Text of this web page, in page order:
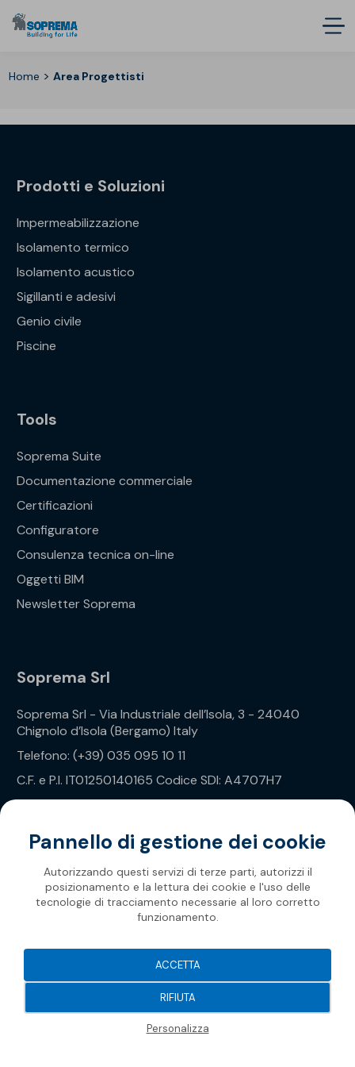
Home >Area Progettisti
Prodotti e Soluzioni
Impermeabilizzazione
Isolamento termico
Isolamento acustico
Sigillanti e adesivi
Genio civile
Piscine
Tools
Soprema Suite
Documentazione commerciale
Certificazioni
Configuratore
Consulenza tecnica on-line
Oggetti BIM
Newsletter Soprema
Soprema Srl
Soprema Srl - Via Industriale dell’Isola, 3 - 24040
Chignolo d’Isola (Bergamo) Italy
Telefono: (+39) 035 095 10 11
C.F. e P.I. IT01250140165 Codice SDI: A4707H7
Privacy Policy
Soprema 2026
Pannello di gestione dei cookie
Autorizzando questi servizi di terze parti, autorizzi il
posizionamento e la lettura dei cookie e l'uso delle
tecnologie di tracciamento necessarie al loro corretto
funzionamento.
RIFIUTA
Personalizza
ACCETTA